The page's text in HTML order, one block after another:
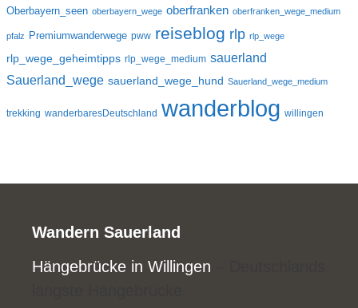
Oberbayern_seen oberbayern_wege oberfranken oberfranken_wege_medium
pfalz Premiumwanderwege pww reiseblog rlp rlp_wege
rlp_wege_geheimtipps rlp_wege_medium sauerland
Sauerland_wege sauerland_wege_hund Sauerland_wege_medium
trekking wanderbaresDeutschland wanderblog willingen
Wandern Sauerland
Hängebrücke in Willingen